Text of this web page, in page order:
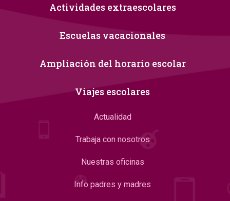
Actividades extraescolares
Escuelas vacacionales
Ampliación del horario escolar
Viajes escolares
Actualidad
Trabaja con nosotros
Nuestras oficinas
Info padres y madres